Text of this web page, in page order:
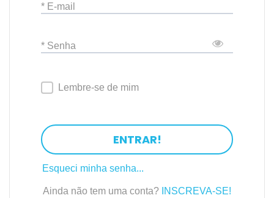
* E-mail
* Senha
Lembre-se de mim
ENTRAR!
Esqueci minha senha...
Ainda não tem uma conta? INSCREVA-SE!